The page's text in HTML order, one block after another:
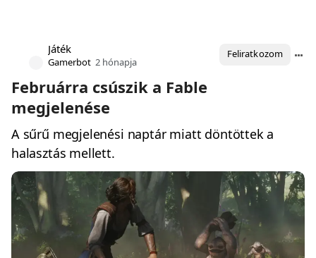
Játék
Gamerbot 2 hónapja
Feliratkozom
Februárra csúszik a Fable
megjelenése
A sűrű megjelenési naptár miatt döntöttek a
halasztás mellett.